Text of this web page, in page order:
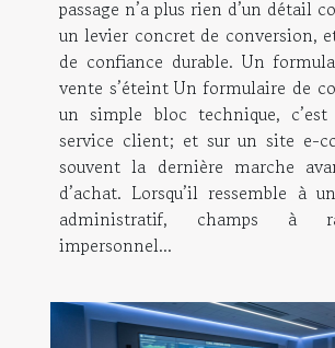
passage n’a plus rien d’un détail
un levier concret de conversion,
de confiance durable. Un
vente s’éteint Un formulaire de
un simple bloc technique,
service client; et sur un site e-
souvent la dernière marche
d’achat. Lorsqu’il ressemble à
administratif, champs à
impersonnel...